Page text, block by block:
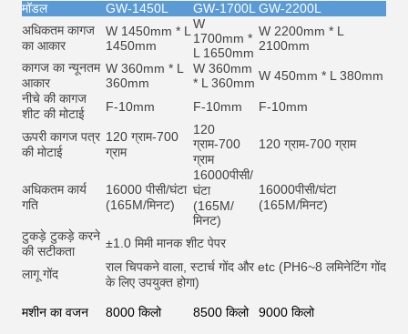
मॉडल GW-1450L GW-1700L GW-2200L
अधिकतम कागज
का आकार
W 1450mm * L
1450mm
W
1700mm *
L 1650mm
W 2200mm * L
2100mm
कागज का न्यूनतम
आकार
W 360mm * L
360mm
W 360mm
* L 360mm W 450mm * L 380mm
नीचे की कागज
शीट की मोटाई
F-10mm F-10mm F-10mm
ऊपरी कागज पत्र
की मोटाई
120 ग्राम-700
ग्राम
120
ग्राम-700
ग्राम
120 ग्राम-700 ग्राम
अधिकतम कार्य
गति
16000 पीसी/घंटा
(165M/मिनट)
16000पीसी/
घंटा
(165M/
मिनट)
16000पीसी/घंटा
(165M/मिनट)
टुकड़े टुकड़े करने
की सटीकता
±1.0 मिमी मानक शीट पेपर
लागू गोंद राल चिपकने वाला, स्टार्च गोंद और etc (PH6~8 लमिनेटिंग गोंद
के लिए उपयुक्त होगा)
मशीन का वजन 8000 किलो 8500 किलो 9000 किलो